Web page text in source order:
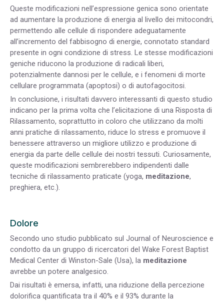
Queste modificazioni nell’espressione genica sono orientate
ad aumentare la produzione di energia al livello dei mitocondri,
permettendo alle cellule di rispondere adeguatamente
all’incremento del fabbisogno di energie, connotato standard
presente in ogni condizione di stress. Le stesse modificazioni
geniche riducono la produzione di radicali liberi,
potenzialmente dannosi per le cellule, e i fenomeni di morte
cellulare programmata (apoptosi) o di autofagocitosi.
In conclusione, i risultati davvero interessanti di questo studio
indicano per la prima volta che l’elicitazione di una Risposta di
Rilassamento, soprattutto in coloro che utilizzano da molti
anni pratiche di rilassamento, riduce lo stress e promuove il
benessere attraverso un migliore utilizzo e produzione di
energia da parte delle cellule dei nostri tessuti. Curiosamente,
queste modificazioni sembrerebbero indipendenti dalle
tecniche di rilassamento praticate (yoga, meditazione,
preghiera, etc.).
Dolore
Secondo uno studio pubblicato sul Journal of Neuroscience e
condotto da un gruppo di ricercatori del Wake Forest Baptist
Medical Center di Winston-Sale (Usa), la meditazione
avrebbe un potere analgesico.
Dai risultati è emersa, infatti, una riduzione della percezione
dolorifica quantificata tra il 40% e il 93% durante la